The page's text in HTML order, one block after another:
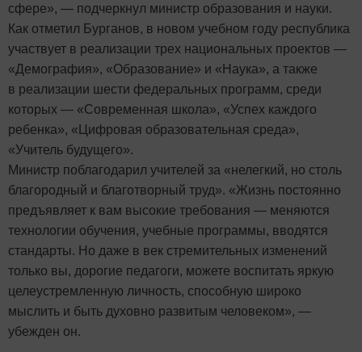
сфере», — подчеркнул министр образования и науки.
Как отметил Бурганов, в новом учебном году республика
участвует в реализации трех национальных проектов —
«Демография», «Образование» и «Наука», а также
в реализации шести федеральных программ, среди
которых — «Современная школа», «Успех каждого
ребенка», «Цифровая образовательная среда»,
«Учитель будущего».
Министр поблагодарил учителей за «нелегкий, но столь
благородный и благотворный труд». «Жизнь постоянно
предъявляет к вам высокие требования — меняются
технологии обучения, учебные программы, вводятся
стандарты. Но даже в век стремительных изменений
только вы, дорогие педагоги, можете воспитать яркую
целеустремленную личность, способную широко
мыслить и быть духовно развитым человеком», —
убежден он.